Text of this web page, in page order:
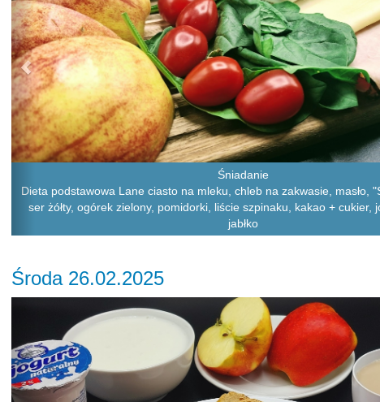
Śniadanie
Dieta podstawowa Lane ciasto na mleku, chleb na zakwasie, masło,
ser żółty, ogórek zielony, pomidorki, liście szpinaku, kakao + cukier,
jabłko
Środa 26.02.2025